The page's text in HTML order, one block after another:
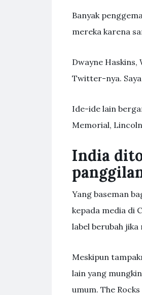
Banyak
mereka karena
Dwayne
Twitter-nya.
Ide-ide lain
Memorial,
India
Yang baseman
kepada media di
label berubah
Meskipun
lain yang
umum. The